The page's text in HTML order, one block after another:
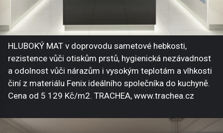
HLUBOKÝ MAT v doprovodu sametové hebkosti,
rezistence vůči otiskům prstů, hygienická nezávadnost
a odolnost vůči nárazům i vysokým teplotám a vlhkosti
činí z materiálu Fenix ideálního společníka do kuchyně.
Cena od 5 129 Kč/m2. TRACHEA, www.trachea.cz